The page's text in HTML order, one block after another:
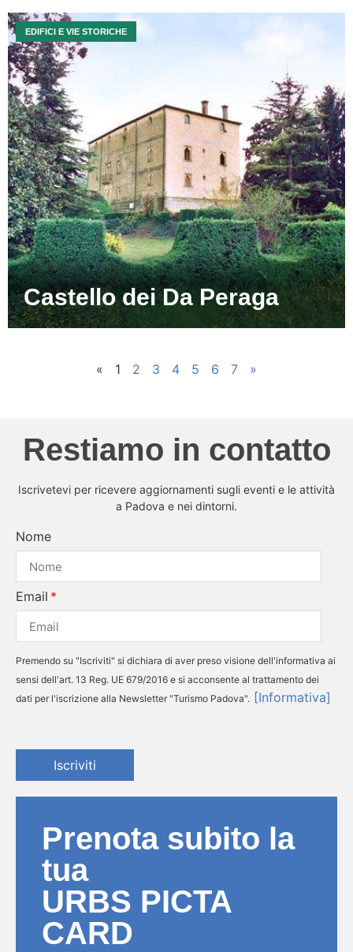
Castello dei Da Peraga
EDIFICI E VIE STORICHE
« 1 2 3 4 5 6 7 »
Restiamo in contatto
Iscrivetevi per ricevere aggiornamenti sugli eventi e le attività
a Padova e nei dintorni.
Nome
Email
Premendo su "Iscriviti" si dichiara di aver preso visione dell'informativa ai
sensi dell'art. 13 Reg. UE 679/2016 e si acconsente al trattamento dei
dati per l'iscrizione alla Newsletter "Turismo Padova". [Informativa]
Iscriviti
Prenota subito la
tua
URBS PICTA
CARD